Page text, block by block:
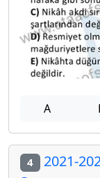
A
4 2021-